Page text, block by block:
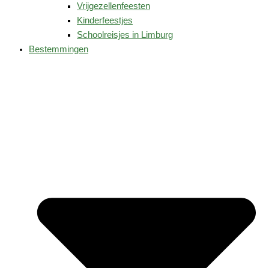
Vrijgezellenfeesten
Kinderfeestjes
Schoolreisjes in Limburg
Bestemmingen